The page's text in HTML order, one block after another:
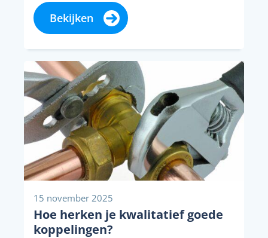
Bekijken
15 november 2025
Hoe herken je kwalitatief goede
koppelingen?